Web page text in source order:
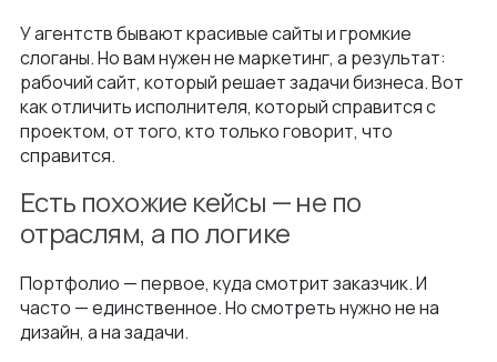
У агентств бывают красивые сайты и громкие
слоганы. Но вам нужен не маркетинг, а результат:
рабочий сайт, который решает задачи бизнеса. Вот
как отличить исполнителя, который справится с
проектом, от того, кто только говорит, что
справится.
Есть похожие кейсы — не по
отраслям, а по логике
Портфолио — первое, куда смотрит заказчик. И
часто — единственное. Но смотреть нужно не на
дизайн, а на задачи.